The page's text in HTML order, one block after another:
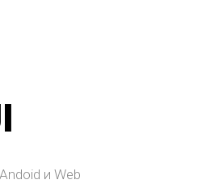
и Web